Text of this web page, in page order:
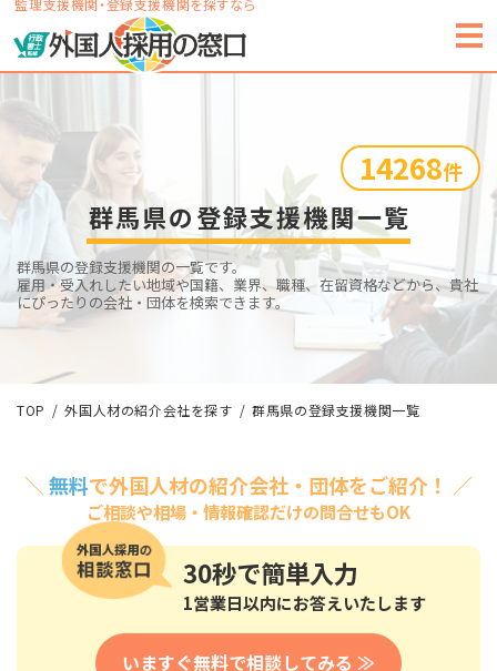
監理支援機関・登録支援機関を探すなら
14268件
群馬県の登録支援機関一覧
群馬県の登録支援機関の一覧です。
雇用・受入れしたい地域や国籍、業界、職種、在留資格などから、貴社
にぴったりの会社・団体を検索できます。
TOP 外国人材の紹介会社を探す 群馬県の登録支援機関一覧
＼ 無料で外国人材の紹介会社・団体をご紹介！ ／
ご相談や相場・情報確認だけの問合せもOK
30秒で簡単入力
1営業日以内にお答えいたします
いますぐ無料で相談してみる ≫